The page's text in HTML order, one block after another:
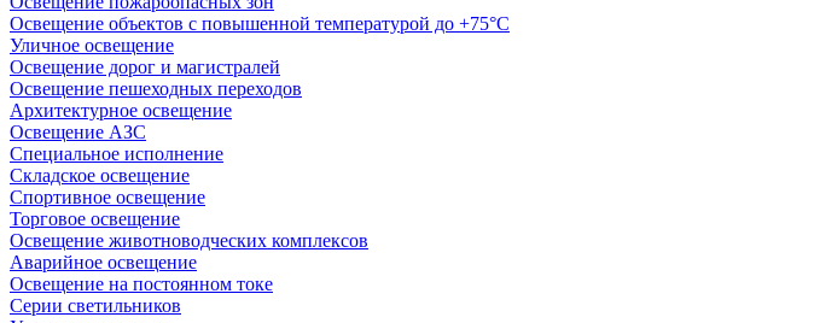
Освещение объектов с повышенной температурой до +75°C
Уличное освещение
Освещение дорог и магистралей
Освещение пешеходных переходов
Архитектурное освещение
Освещение АЗС
Специальное исполнение
Складское освещение
Спортивное освещение
Торговое освещение
Освещение животноводческих комплексов
Аварийное освещение
Освещение на постоянном токе
Серии светильников